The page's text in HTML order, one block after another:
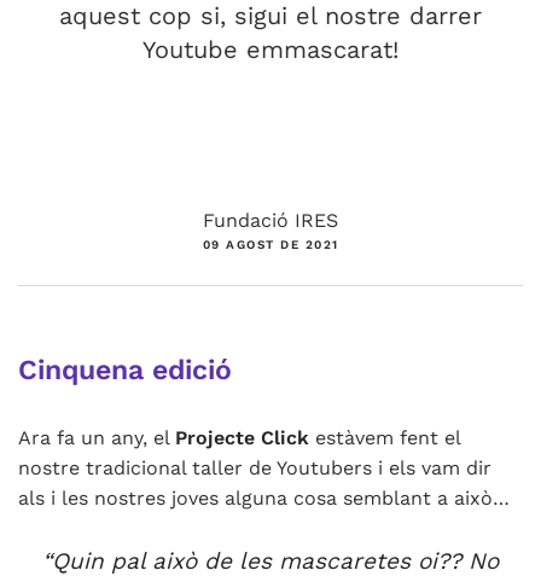
aquest cop si, sigui el nostre darrer
Youtube emmascarat!
Fundació IRES
09 AGOST DE 2021
Cinquena edició
Ara fa un any, el Projecte Click estàvem fent el
nostre tradicional taller de Youtubers i els vam dir
als i les nostres joves alguna cosa semblant a això…
“Quin pal això de les mascaretes oi?? No